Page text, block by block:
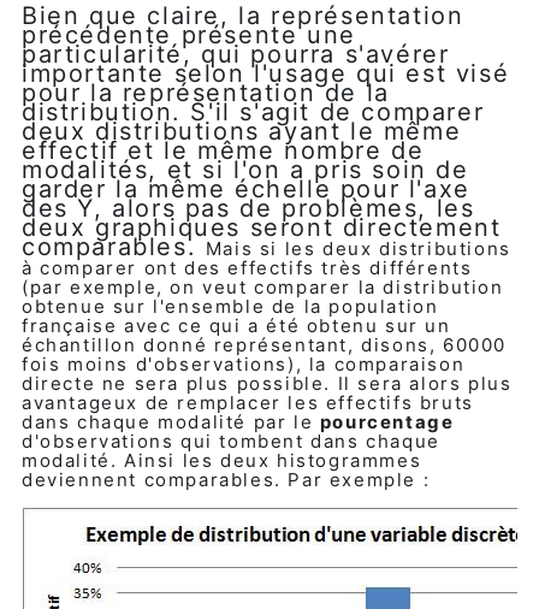
Bien que claire, la représentation
précédente présente une
particularité, qui pourra s'avérer
importante selon l'usage qui est visé
pour la représentation de la
distribution. S'il s'agit de comparer
deux distributions ayant le même
effectif et le même nombre de
modalités, et si l'on a pris soin de
garder la même échelle pour l'axe
des Y, alors pas de problèmes, les
deux graphiques seront directement
comparables.
Mais si les deux distributions
à comparer ont des effectifs très différents
(par exemple, on veut comparer la distribution
obtenue sur l'ensemble de la population
française avec ce qui a été obtenu sur un
échantillon donné représentant, disons, 60000
fois moins d'observations), la comparaison
directe ne sera plus possible. Il sera alors plus
avantageux de remplacer les effectifs bruts
dans chaque modalité par le pourcentage
d'observations qui tombent dans chaque
modalité. Ainsi les deux histogrammes
deviennent comparables. Par exemple :